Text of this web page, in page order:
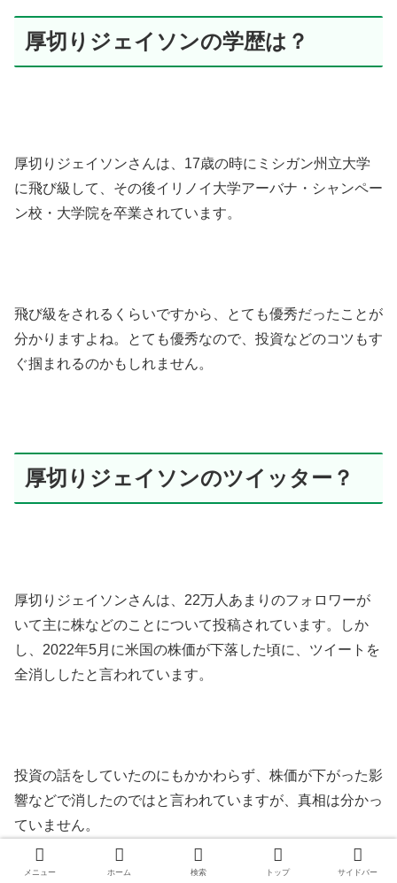
厚切りジェイソンの学歴は？
厚切りジェイソンさんは、17歳の時にミシガン州立大学
に飛び級して、その後イリノイ大学アーバナ・シャンペー
ン校・大学院を卒業されています。
飛び級をされるくらいですから、とても優秀だったことが
分かりますよね。とても優秀なので、投資などのコツもす
ぐ掴まれるのかもしれません。
厚切りジェイソンのツイッター？
厚切りジェイソンさんは、22万人あまりのフォロワーが
いて主に株などのことについて投稿されています。しか
し、2022年5月に米国の株価が下落した頃に、ツイートを
全消ししたと言われています。
投資の話をしていたのにもかかわらず、株価が下がった影
響などで消したのではと言われていますが、真相は分かっ
ていません。
メニュー ホーム 検索 トップ サイドバー